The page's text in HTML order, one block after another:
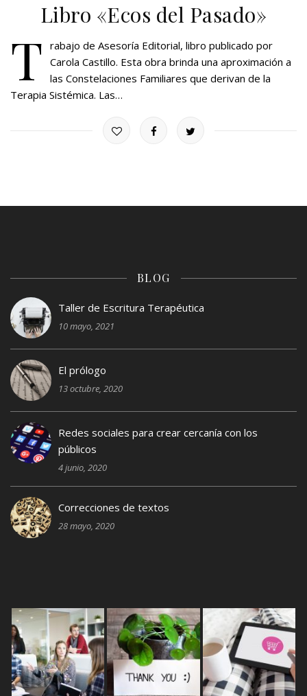
Libro «Ecos del Pasado»
T rabajo de Asesoría Editorial, libro publicado por
Carola Castillo. Esta obra brinda una aproximación a
las Constelaciones Familiares que derivan de la
Terapia Sistémica. Las…
BLOG
Taller de Escritura Terapéutica
10 mayo, 2021
El prólogo
13 octubre, 2020
Redes sociales para crear cercanía con los
públicos
4 junio, 2020
Correcciones de textos
28 mayo, 2020